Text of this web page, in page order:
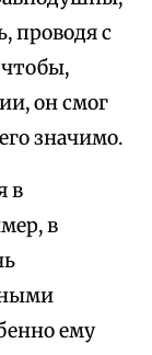
проводя с
он смог
значимо.
в
в
ему